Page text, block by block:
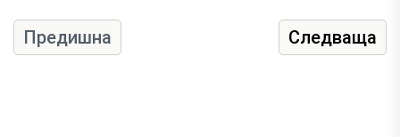
Предишна Следваща